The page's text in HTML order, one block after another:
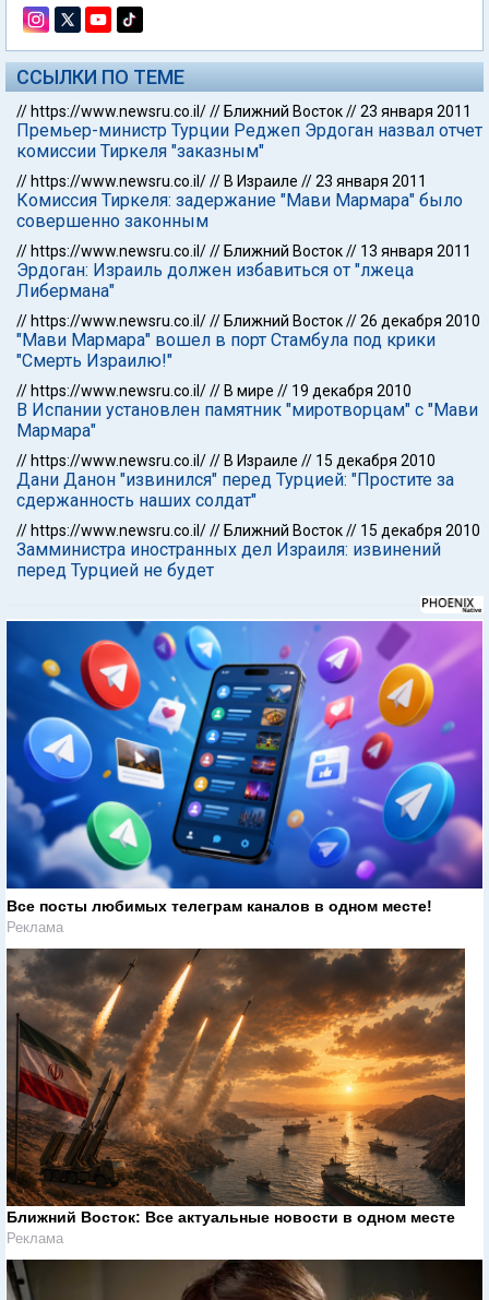
ССЫЛКИ ПО ТЕМЕ
// https://www.newsru.co.il/// Ближний Восток//23 января 2011
Премьер-министр Турции Реджеп Эрдоган назвал отчет
комиссии Тиркеля "заказным"
// https://www.newsru.co.il/// В Израиле //23 января 2011
Комиссия Тиркеля: задержание "Мави Мармара" было
совершенно законным
// https://www.newsru.co.il/// Ближний Восток// 13 января 2011
Эрдоган: Израиль должен избавиться от "лжеца
Либермана"
// https://www.newsru.co.il/// Ближний Восток//26 декабря 2010
"Мави Мармара" вошел в порт Стамбула под крики
"Смерть Израилю!"
// https://www.newsru.co.il/// В мире // 19 декабря 2010
В Испании установлен памятник "миротворцам" с "Мави
Мармара"
// https://www.newsru.co.il/// В Израиле // 15 декабря 2010
Дани Данон "извинился" перед Турцией: "Простите за
сдержанность наших солдат"
// https://www.newsru.co.il/// Ближний Восток// 15 декабря 2010
Замминистра иностранных дел Израиля: извинений
перед Турцией не будет
Все посты любимых телеграм каналов в одном месте!
Реклама
Ближний Восток: Все актуальные новости в одном месте
Реклама